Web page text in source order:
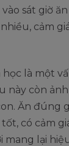
sát giờ
cảm
học là một
này còn
Ăn đúng
có cảm
mang lại